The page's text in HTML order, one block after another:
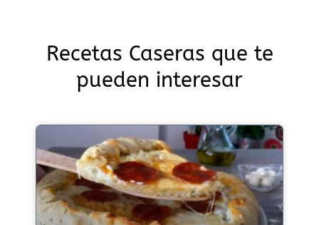
Recetas Caseras que te
pueden interesar